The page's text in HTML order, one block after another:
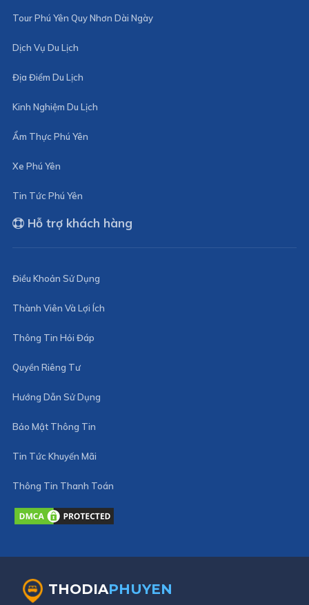
Tour Phú Yên Quy Nhơn Dài Ngày
Dịch Vụ Du Lịch
Địa Điểm Du Lịch
Kinh Nghiệm Du Lịch
Ẩm Thực Phú Yên
Xe Phú Yên
Tin Tức Phú Yên
Hỗ trợ khách hàng
Điều Khoản Sử Dụng
Thành Viên Và Lợi Ích
Thông Tin Hỏi Đáp
Quyền Riêng Tư
Hướng Dẫn Sử Dụng
Bảo Mật Thông Tin
Tin Tức Khuyến Mãi
Thông Tin Thanh Toán
THODIAPHUYEN